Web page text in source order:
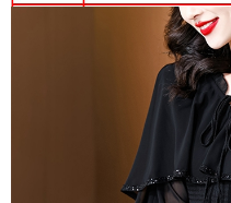
１．透過由恩沛科技股份有限公司
易，需依本服務之必要範圍內提供
權轉讓予恩沛科技股份有限公司。
２．關於個人資料處理事宜，請瀏
https://aftee.tw/terms/#terms3
３．未成年的使用者請事先徵得法
「AFTEE先享後付」，若未經同
４．使用「AFTEE先享後付」時
付款後萊爾富取貨
每筆NT$80，滿NT$699(含以
每筆NT$80，滿NT$699(含以
每筆NT$80，滿NT$699(含以